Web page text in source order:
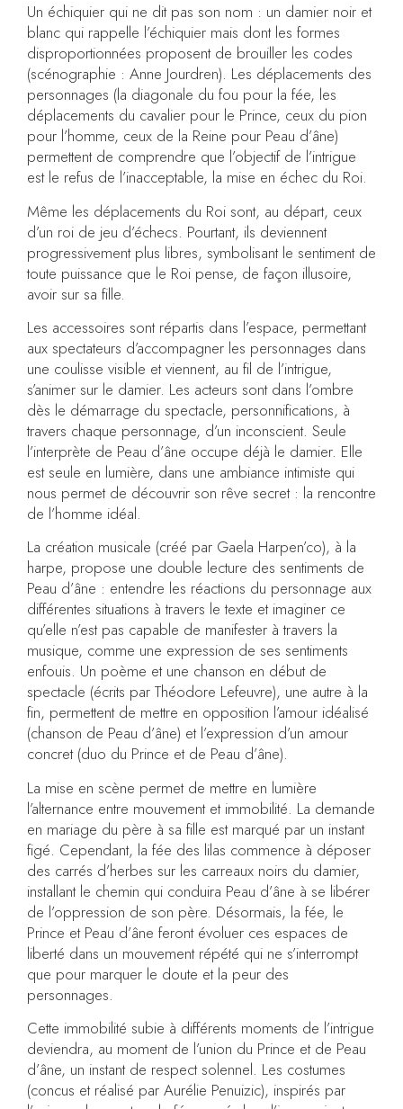
Un échiquier qui ne dit pas son nom : un damier noir et
blanc qui rappelle l’échiquier mais dont les formes
disproportionnées proposent de brouiller les codes
(scénographie : Anne Jourdren). Les déplacements des
personnages (la diagonale du fou pour la fée, les
déplacements du cavalier pour le Prince, ceux du pion
pour l’homme, ceux de la Reine pour Peau d’âne)
permettent de comprendre que l’objectif de l’intrigue
est le refus de l’inacceptable, la mise en échec du Roi.
Même les déplacements du Roi sont, au départ, ceux
d’un roi de jeu d’échecs. Pourtant, ils deviennent
progressivement plus libres, symbolisant le sentiment de
toute puissance que le Roi pense, de façon illusoire,
avoir sur sa fille.
Les accessoires sont répartis dans l’espace, permettant
aux spectateurs d’accompagner les personnages dans
une coulisse visible et viennent, au fil de l’intrigue,
s’animer sur le damier. Les acteurs sont dans l’ombre
dès le démarrage du spectacle, personnifications, à
travers chaque personnage, d’un inconscient. Seule
l’interprète de Peau d’âne occupe déjà le damier. Elle
est seule en lumière, dans une ambiance intimiste qui
nous permet de découvrir son rêve secret : la rencontre
de l’homme idéal.
La création musicale (créé par Gaela Harpen’co), à la
harpe, propose une double lecture des sentiments de
Peau d’âne : entendre les réactions du personnage aux
différentes situations à travers le texte et imaginer ce
qu’elle n’est pas capable de manifester à travers la
musique, comme une expression de ses sentiments
enfouis. Un poème et une chanson en début de
spectacle (écrits par Théodore Lefeuvre), une autre à la
fin, permettent de mettre en opposition l’amour idéalisé
(chanson de Peau d’âne) et l’expression d’un amour
concret (duo du Prince et de Peau d’âne).
La mise en scène permet de mettre en lumière
l’alternance entre mouvement et immobilité. La demande
en mariage du père à sa fille est marqué par un instant
figé. Cependant, la fée des lilas commence à déposer
des carrés d’herbes sur les carreaux noirs du damier,
installant le chemin qui conduira Peau d’âne à se libérer
de l’oppression de son père. Désormais, la fée, le
Prince et Peau d’âne feront évoluer ces espaces de
liberté dans un mouvement répété qui ne s’interrompt
que pour marquer le doute et la peur des
personnages.
Cette immobilité subie à différents moments de l’intrigue
deviendra, au moment de l’union du Prince et de Peau
d’âne, un instant de respect solennel. Les costumes
(concus et réalisé par Aurélie Penuizic), inspirés par